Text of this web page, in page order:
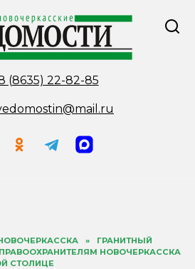
(8635) 22-82-85
»
ГРАНИТНЫЙ
НОВОЧЕРКАССКА
СТОЛИЦЕ